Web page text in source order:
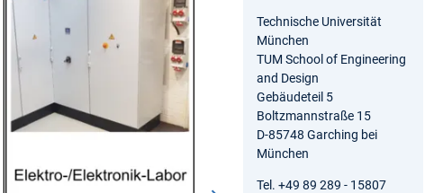
Technische Universität
München
TUM School of Engineering
and Design
Gebäudeteil 5
Boltzmannstraße 15
D-85748 Garching bei
München
Tel. +49 89 289 - 15807